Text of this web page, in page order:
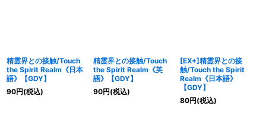
精霊界との接触/Touch
the Spirit Realm《日本
語》【GDY】
90円(税込)
精霊界との接触/Touch
the Spirit Realm《英
語》【GDY】
90円(税込)
[EX+]精霊界との接
触/Touch the Spirit
Realm《日本語》
【GDY】
80円(税込)